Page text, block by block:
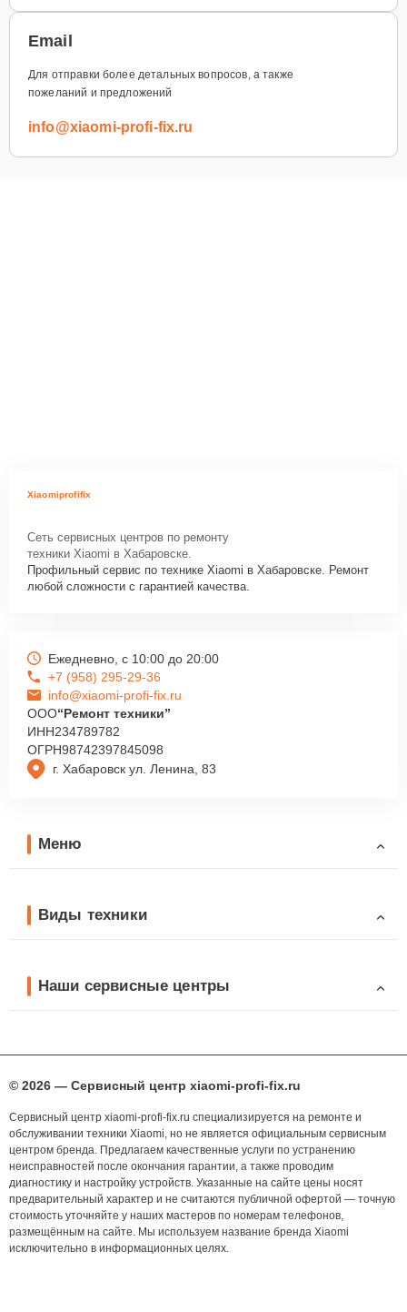
Email
Для отправки более детальных вопросов, а также
пожеланий и предложений
info@xiaomi-profi-fix.ru
Xiaomiprofifix
Сеть сервисных центров по ремонту
техники Xiaomi в Хабаровске.
Профильный сервис по технике Xiaomi в Хабаровске. Ремонт
любой сложности с гарантией качества.
г. Хабаровск ул. Ленина, 83
Ежедневно, с 10:00 до 20:00
+7 (958) 295-29-36
info@xiaomi-profi-fix.ru
ООО“Ремонт техники”
ИНН234789782
ОГРН98742397845098
Меню
Виды техники
Наши сервисные центры
© 2026 — Сервисный центр xiaomi-profi-fix.ru
Сервисный центр xiaomi-profi-fix.ru специализируется на ремонте и
обслуживании техники Xiaomi, но не является официальным сервисным
центром бренда. Предлагаем качественные услуги по устранению
неисправностей после окончания гарантии, а также проводим
диагностику и настройку устройств. Указанные на сайте цены носят
предварительный характер и не считаются публичной офертой — точную
стоимость уточняйте у наших мастеров по номерам телефонов,
размещённым на сайте. Мы используем название бренда Xiaomi
исключительно в информационных целях.